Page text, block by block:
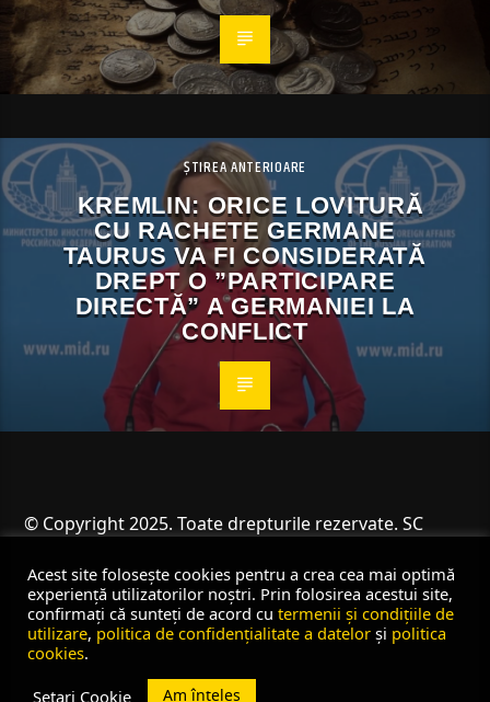
ȘTIREA ANTERIOARE
KREMLIN: ORICE LOVITURĂ
CU RACHETE GERMANE
TAURUS VA FI CONSIDERATĂ
DREPT O ”PARTICIPARE
DIRECTĂ” A GERMANIEI LA
CONFLICT
© Copyright 2025. Toate drepturile rezervate. SC
Acest site folosește cookies pentru a crea cea mai optimă
experiență utilizatorilor noștri. Prin folosirea acestui site,
confirmați că sunteți de acord cu termenii și condițiile de
utilizare, politica de confidențialitate a datelor și politica
cookies.
Setari Cookie
Am înțeles